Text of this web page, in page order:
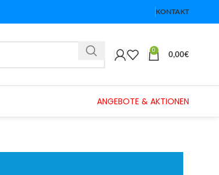
KONTAKT
0 0,00€
ANGEBOTE & AKTIONEN